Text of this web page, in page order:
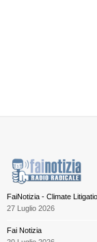
FaiNotizia - Climate
27 Luglio 2026
Fai Notizia